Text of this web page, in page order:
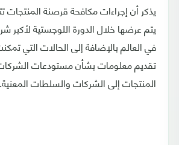
يذكر أن إجراءات مكافحة قرصنة المنتجات
يتم عرضها خلال الدورة اللوجستية لأكبر
في العالم بالإضافة إلى الحالات التي
تقديم معلومات بشأن مستودعات
المنتجات إلى الشركات والسلطات المعنية.